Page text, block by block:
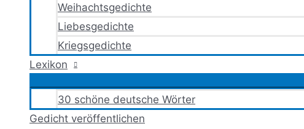
Weihachtsgedichte
Liebesgedichte
Kriegsgedichte
Lexikon
30 schöne deutsche Wörter
Gedicht veröffentlichen